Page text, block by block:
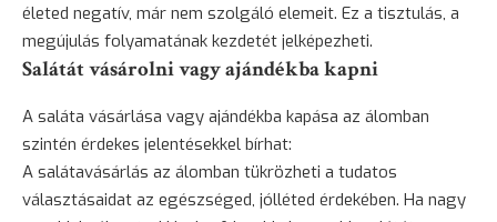
életed negatív, már nem szolgáló elemeit. Ez a tisztulás, a
megújulás folyamatának kezdetét jelképezheti.
Salátát vásárolni vagy ajándékba kapni
A saláta vásárlása vagy ajándékba kapása az álomban
szintén érdekes jelentésekkel bírhat:
A salátavásárlás az álomban tükrözheti a tudatos
választásaidat az egészséged, jólléted érdekében. Ha nagy